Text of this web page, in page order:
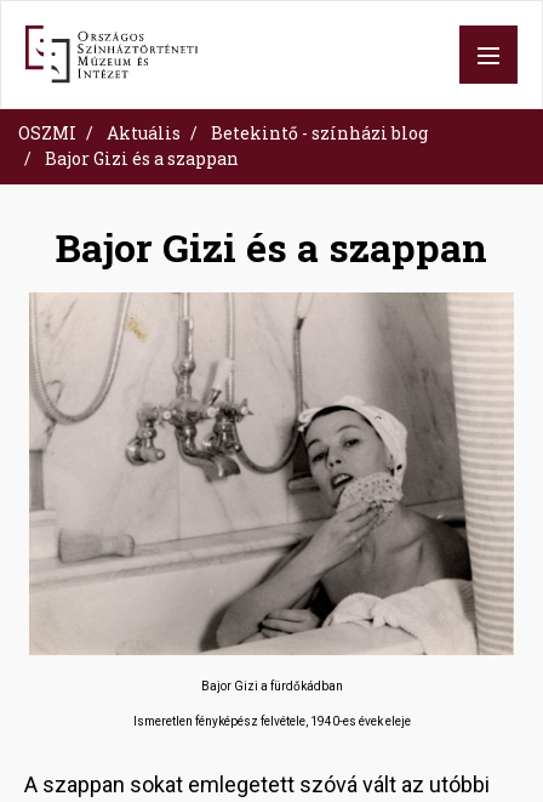
tartalomra
OSZMI Aktuális
Betekintő - színházi blog
Bajor Gizi és a szappan
Bajor Gizi és a szappan
Bajor Gizi a fürdőkádban
Ismeretlen fényképész felvétele, 1940-es évek eleje
A szappan sokat emlegetett szóvá vált az utóbbi